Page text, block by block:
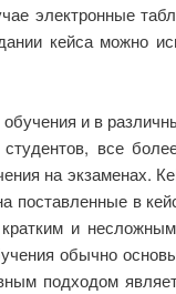
электронные
кейса можно
и в
все
на экзаменах.
поставленные в
и
обычно
подходом